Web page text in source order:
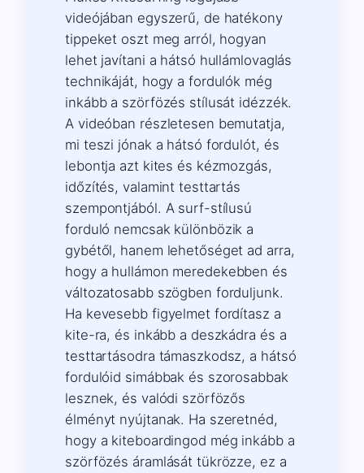
videójában egyszerű, de hatékony
tippeket oszt meg arról, hogyan
lehet javítani a hátsó hullámlovaglás
technikáját, hogy a fordulók még
inkább a szörfözés stílusát idézzék.
A videóban részletesen bemutatja,
mi teszi jónak a hátsó fordulót, és
lebontja azt kites és kézmozgás,
időzítés, valamint testtartás
szempontjából. A surf-stílusú
forduló nemcsak különbözik a
gybétől, hanem lehetőséget ad arra,
hogy a hullámon meredekebben és
változatosabb szögben forduljunk.
Ha kevesebb figyelmet fordítasz a
kite-ra, és inkább a deszkádra és a
testtartásodra támaszkodsz, a hátsó
fordulóid simábbak és szorosabbak
lesznek, és valódi szörfözős
élményt nyújtanak. Ha szeretnéd,
hogy a kiteboardingod még inkább a
szörfözés áramlását tükrözze, ez a